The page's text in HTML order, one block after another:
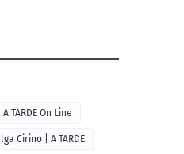
TARDE On Line
Cirino | A TARDE